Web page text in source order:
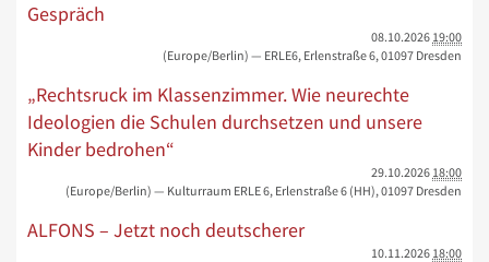
Gespräch
08.10.2026 19:00
(Europe/Berlin) — ERLE6, Erlenstraße 6, 01097 Dresden
„Rechtsruck im Klassenzimmer. Wie neurechte
Ideologien die Schulen durchsetzen und unsere
Kinder bedrohen“
29.10.2026 18:00
(Europe/Berlin) — Kulturraum ERLE 6, Erlenstraße 6 (HH), 01097 Dresden
ALFONS – Jetzt noch deutscherer
10.11.2026 18:00